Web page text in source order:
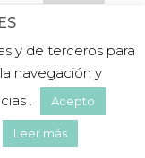
|Aviso legal
de cookies
y de terceros para
navegación y
.
Acepto
Leer más